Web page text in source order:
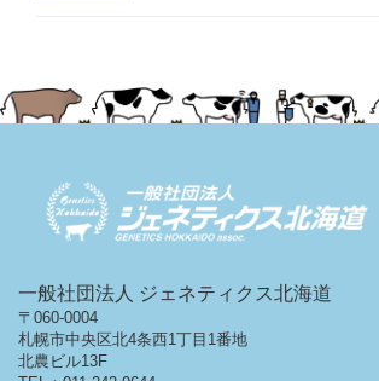
一般社団法人 ジェネティクス北海道
〒060-0004
札幌市中央区北4条西1丁目1番地
北農ビル13F